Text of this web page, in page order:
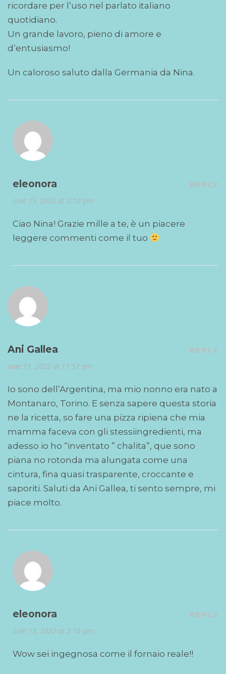
ricordare per l’uso nel parlato italiano
quotidiano.
Un grande lavoro, pieno di amore e
d’entusiasmo!
Un caloroso saluto dalla Germania da Nina.
eleonora
June 15, 2022 at 2:10 pm
REPLY
Ciao Nina! Grazie mille a te, è un piacere
leggere commenti come il tuo
Ani Gallea
June 11, 2022 at 11:57 pm
REPLY
Io sono dell’Argentina, ma mio nonno era nato a
Montanaro, Torino. E senza sapere questa storia
ne la ricetta, so fare una pizza ripiena che mia
mamma faceva con gli stessiingredienti, ma
adesso io ho “inventato ” chalita”, que sono
piana no rotonda ma alungata come una
cintura, fina quasi trasparente, croccante e
saporiti. Saluti da Ani Gallea, ti sento sempre, mi
piace molto.
eleonora
June 15, 2022 at 2:10 pm
REPLY
Wow sei ingegnosa come il fornaio reale!!